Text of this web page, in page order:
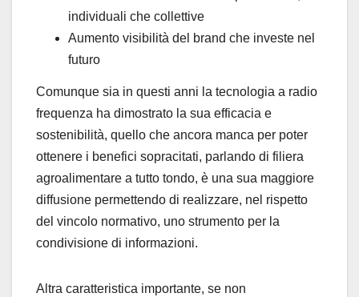
individuali che collettive
Aumento visibilità del brand che investe nel
futuro
Comunque sia in questi anni la tecnologia a radio
frequenza ha dimostrato la sua efficacia e
sostenibilità, quello che ancora manca per poter
ottenere i benefici sopracitati, parlando di filiera
agroalimentare a tutto tondo, è una sua maggiore
diffusione permettendo di realizzare, nel rispetto
del vincolo normativo, uno strumento per la
condivisione di informazioni.
Altra caratteristica importante, se non